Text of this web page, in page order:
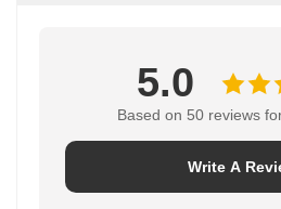
5.0
Based on 50 reviews
Write A